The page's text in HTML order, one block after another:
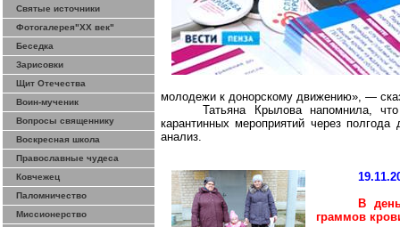
Святые источники
Фотогалерея"ХХ век"
Беседка
Зарисовки
Щит Отечества
Воин-мученик
Вопросы священнику
Воскресная школа
Православные чудеса
Ковчежец
Паломничество
Миссионерство
молодежи к донорскому движению», —
Татьяна Крылова напомнила,
карантинных мероприятий через
анализ.
В
граммов